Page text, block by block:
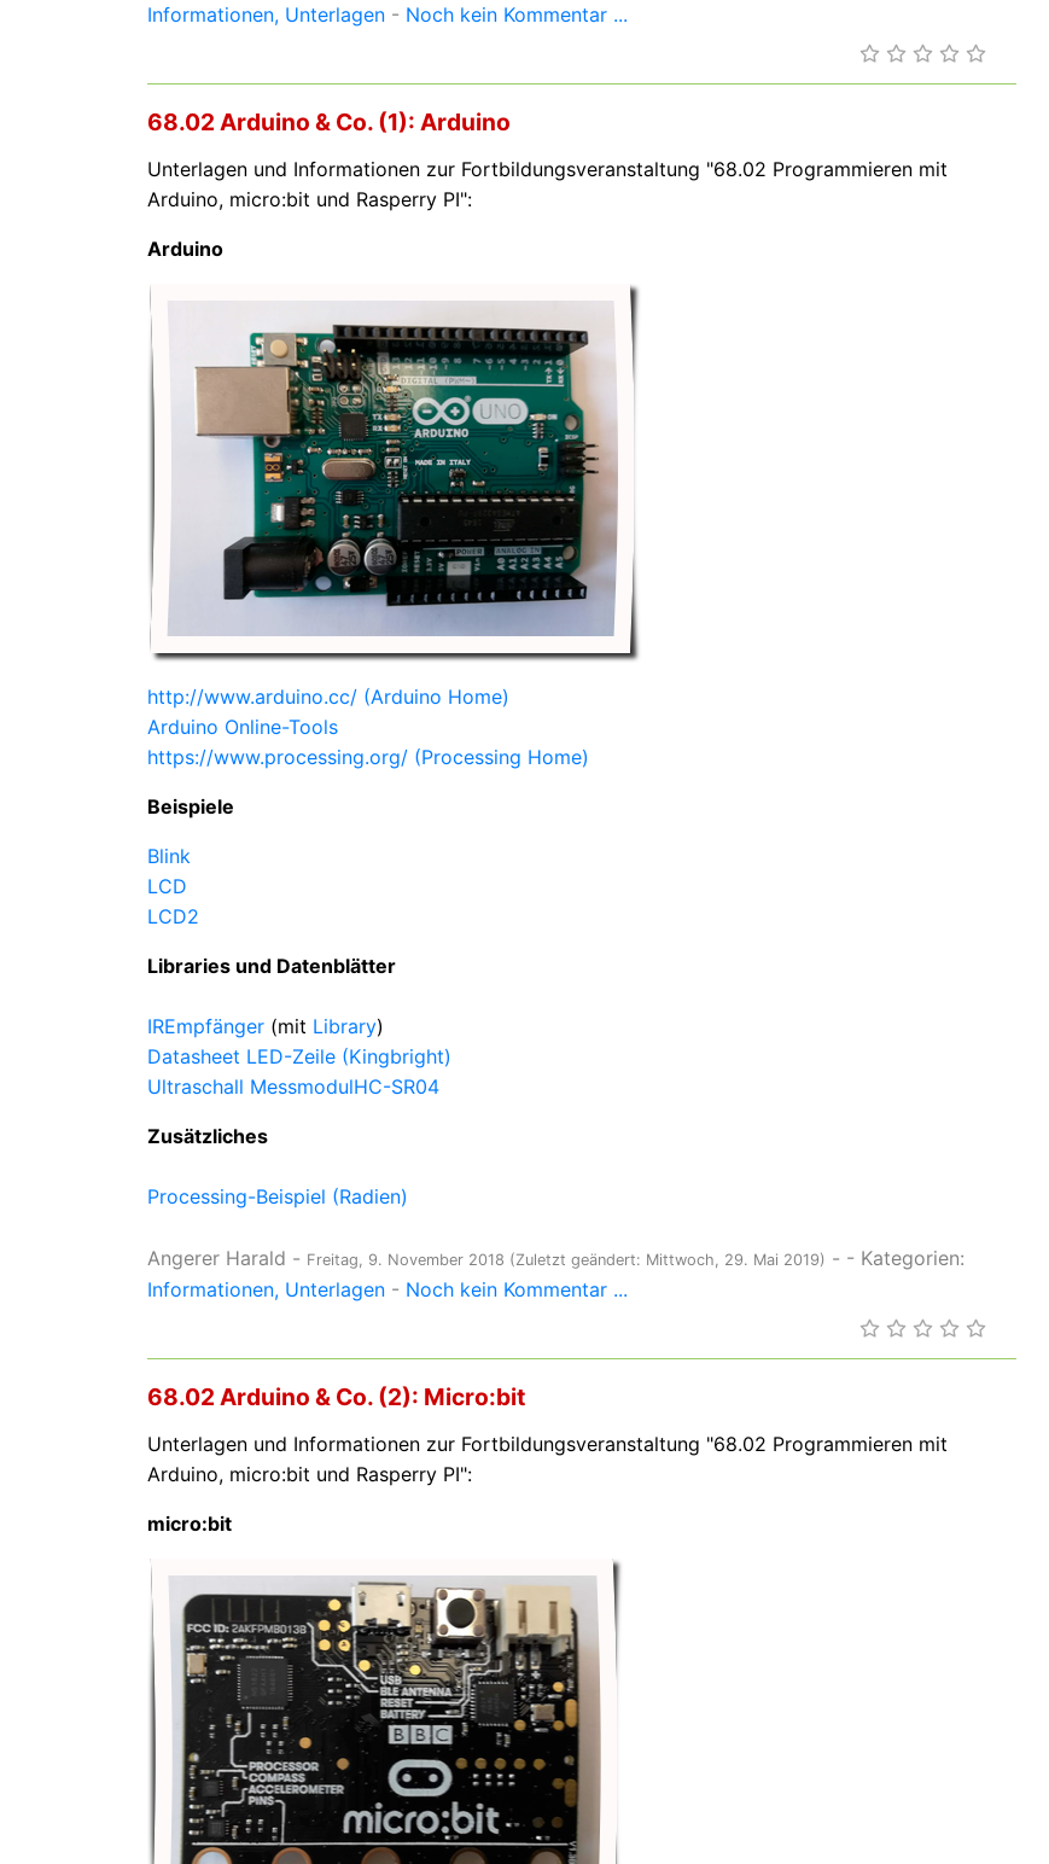
Informationen Unterlagen - Noch kein Kommentar ...
68.02 Arduino & Co. (1): Arduino
Unterlagen und Informationen zur Fortbildungsveranstaltung "68.02 Programmieren mit
Arduino, micro:bit und Rasperry PI":
Arduino
http://www.arduino.cc/ (Arduino Home)
Arduino Online-Tools
https://www.processing.org/ (Processing Home)
Beispiele
Blink
LCD
LCD2
Libraries und Datenblätter
IREmpfänger (mit Library)
Datasheet LED-Zeile (Kingbright)
Ultraschall MessmodulHC-SR04
Zusätzliches
Processing-Beispiel (Radien)
Angerer Harald - Freitag, 9. November 2018 (Zuletzt geändert: Mittwoch, 29. Mai 2019) - - Kategorien:
Informationen Unterlagen - Noch kein Kommentar ...
68.02 Arduino & Co. (2): Micro:bit
Unterlagen und Informationen zur Fortbildungsveranstaltung "68.02 Programmieren mit
Arduino, micro:bit und Rasperry PI":
micro:bit